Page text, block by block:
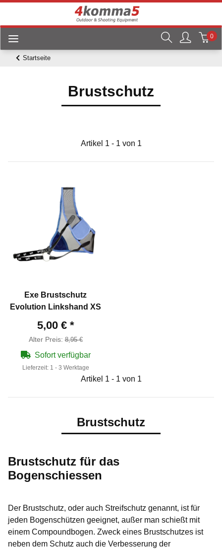
0
Startseite
Brustschutz
Artikel 1 - 1 von 1
Exe Brustschutz
Evolution Linkshand XS
5,00 € *
Alter Preis:8,95 €
Sofort verfügbar
Lieferzeit: 1 - 3 Werktage
Artikel 1 - 1 von 1
Brustschutz
Brustschutz für das
Bogenschiessen
Der Brustschutz, oder auch Streifschutz genannt, ist für
jeden Bogenschützen geeignet, außer man schießt mit
einem Compoundbogen. Zweck eines Brustschutzes ist
neben dem Schutz auch die Verbesserung der